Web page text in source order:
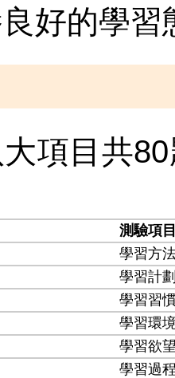
好的學習
項目共
測驗項
學習方
學習計
學習習
學習環
學習欲
學習過